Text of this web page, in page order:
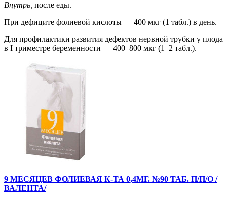
Внутрь, после еды.
При дефиците фолиевой кислоты — 400 мкг (1 табл.) в день.
Для профилактики развития дефектов нервной трубки у плода
в I триместре беременности — 400–800 мкг (1–2 табл.).
9 МЕСЯЦЕВ ФОЛИЕВАЯ К-ТА 0,4МГ. №90 ТАБ. П/П/О /
ВАЛЕНТА/